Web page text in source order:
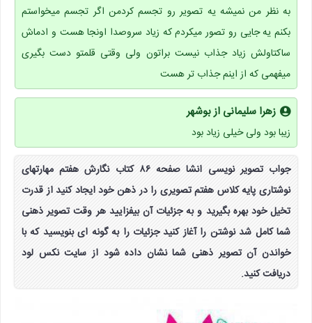
به نظر من نمیشه یه تصویر رو تجسم کردمن اگر تجسم میخواستم
بکنم یه جایی رو تصور میکردم که زیاد سروصدا اونجا هست و ادماش
ساکتاولش زیاد جذاب نیست براتون ولی وقتی قلمتو دست بگیری
میفهمی که از اینم جذاب تر هست
زهرا سلیمانی از بوشهر
زیبا بود ولی خیلی زیاد بود
جواب تصویر نویسی انشا صفحه ۸۶ کتاب نگارش هفتم مهارتهای
نوشتاری پایه کلاس هفتم تصویری را در ذهن خود ایجاد کنید از قدرت
تخیل خود بهره بگیرید و به جزئیات آن بیفزایید هر وقت تصویر ذهنی
شما کامل شد نوشتن را آغاز کنید جزئیات را به گونه ای بنویسید که با
خواندن آن تصویر ذهنی شما نشان داده شود از سایت نکس لود
دریافت کنید.